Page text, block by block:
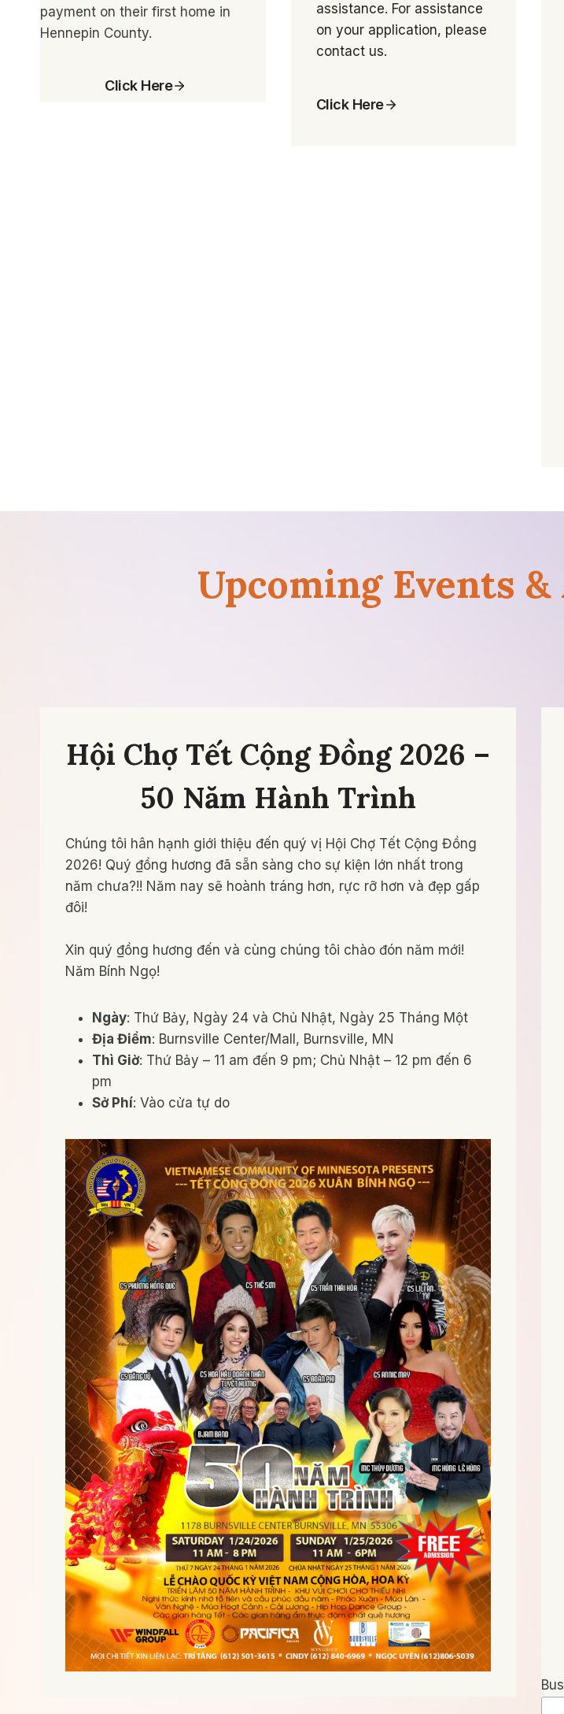
payment on their first home in
Hennepin County.
Click Here
assistance. For assistance
on your application, please
contact us.
Click Here
Upcoming Events
Hội Chợ Tết Cộng Đồng 2026 –
50 Năm Hành Trình
Chúng tôi hân hạnh giới thiệu đến quý vị Hội Chợ Tết Cộng Đồng
2026! Quý ₫ồng hương đã sẵn sàng cho sự kiện lớn nhất trong
năm chưa?!! Năm nay sẽ hoành tráng hơn, rực rỡ hơn và đẹp gấp
đôi!
Xin quý ₫ồng hương đến và cùng chúng tôi chào đón năm mới!
Năm Bính Ngọ!
Ngày: Thứ Bảy, Ngày 24 và Chủ Nhật, Ngày 25 Tháng Một
Địa Điểm: Burnsville Center/Mall, Burnsville, MN
Thì Giờ: Thứ Bảy – 11 am đến 9 pm; Chủ Nhật – 12 pm đến 6
pm
Sở Phí: Vào cửa tự do